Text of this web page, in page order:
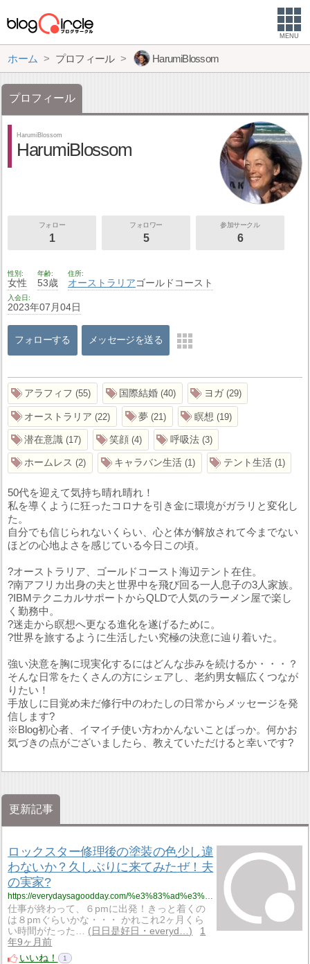
MENU
ホーム プロフィール HarumiBlossom
プロフィール
HarumiBlossom
HarumiBlossom
フォロー
1
フォロワー
5
参加サークル
6
性別
女性
年齢
53歳
住所
オーストラリアゴールドコースト
入会日
2023年07月04日
フォローする メッセージを送る
アラフィフ 55 国際結婚 40 ヨガ 29
オーストラリア 22 夢 21 瞑想 19
潜在意識 17 笑顔 4 呼吸法 3
ホームレス 2 キャラバン生活 1 テント生活 1
50代を迎えて気持ち晴れ晴れ！
私を導くように狂ったコロナを引き金に環境がガラリと変化し
た。
自分でも信じられないくらい、心と体が解放されて今までない
ほどの心地よさを感じている今日この頃。
?オーストラリア、ゴールドコースト海辺テント在住。
?南アフリカ出身の夫と世界中を飛び回る一人息子の3人家族。
?IBMテクニカルサポートからQLDで人気のラーメン屋で楽し
く勤務中。
?迷走から瞑想へ更なる進化を遂げるために。
?世界を旅するように生活したい究極の決意に辿り着いた。
強い決意を胸に現実化するにはどんな歩みを続けるか・・・？
そんな日常をたくさんの方にシェアし、老約男女幅広くつなが
りたい！
手放しに目覚め未だ修行中のわたしの日常からメッセージを発
信します?
※Blog初心者、イマイチ使い方わかんないことばっか。何かお
気づきの点がございましたら、教えていただけると幸いです?
更新記事
ロックスター修理後の塗装の色少し違
わないか？久しぶりに来てみたぜ！夫
の実家?
https://everydaysagoodday.com/%e3%83%ad%e3%83%83%e3%82%af%e3%82%b9%e3%82%bf%e3%83%bc%e4%bf%ae%e7%90%86%e5%be%8c%e3%81%ae%e5%a1%97%e8%a3%85%e3%81%ae%e8%89%b2%e5%b0%91%e3%81%97%e9%81%95%e3%82%8f%e3%81%aa%e3%81%84%e3%81%8b%ef%bc%9f/
仕事が終わって、６pmに出発！きっと着くの
は８pmぐらいかな・・・ かれこれ2ヶ月くら
い時間がたった…
日日是好日・everyd…
1
年9ヶ月前
いいね！
1